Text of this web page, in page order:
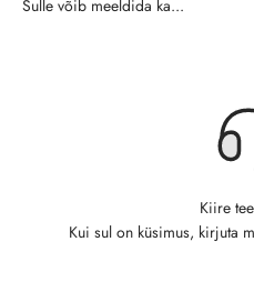
Kiire
Kui sul on küsimus, kirjuta